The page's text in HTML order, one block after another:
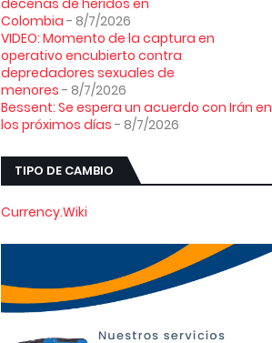
decenas de heridos en
Colombia - 8/7/2026
VIDEO: Momento de la captura en
operativo encubierto contra
depredadores sexuales de
menores - 8/7/2026
Bessent: Se espera un acuerdo con Irán en
los próximos días - 8/7/2026
TIPO DE CAMBIO
Currency.Wiki